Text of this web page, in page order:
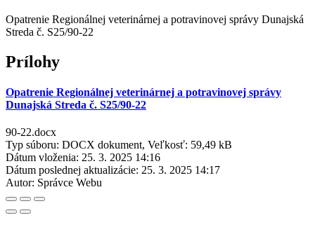
Opatrenie Regionálnej veterinárnej a potravinovej správy Dunajská
Streda č. S25/90-22
Prílohy
Opatrenie Regionálnej veterinárnej a potravinovej správy
Dunajská Streda č. S25/90-22
90-22.docx
Typ súboru: DOCX dokument, Veľkosť: 59,49 kB
Dátum vloženia: 25. 3. 2025 14:16
Dátum poslednej aktualizácie: 25. 3. 2025 14:17
Autor: Správce Webu